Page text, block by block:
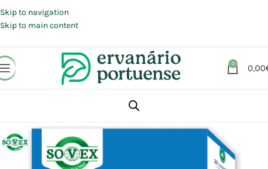
Skip to navigation
Skip to main content
0 0,00
Suplementos alimentares